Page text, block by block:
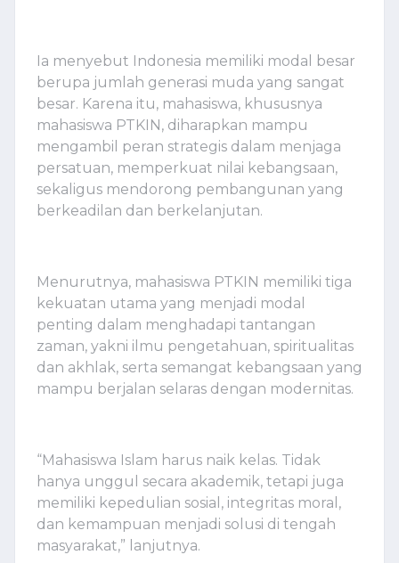
Ia menyebut Indonesia memiliki modal besar
berupa jumlah generasi muda yang sangat
besar. Karena itu, mahasiswa, khususnya
mahasiswa PTKIN, diharapkan mampu
mengambil peran strategis dalam menjaga
persatuan, memperkuat nilai kebangsaan,
sekaligus mendorong pembangunan yang
berkeadilan dan berkelanjutan.
Menurutnya, mahasiswa PTKIN memiliki tiga
kekuatan utama yang menjadi modal
penting dalam menghadapi tantangan
zaman, yakni ilmu pengetahuan, spiritualitas
dan akhlak, serta semangat kebangsaan yang
mampu berjalan selaras dengan modernitas.
“Mahasiswa Islam harus naik kelas. Tidak
hanya unggul secara akademik, tetapi juga
memiliki kepedulian sosial, integritas moral,
dan kemampuan menjadi solusi di tengah
masyarakat,” lanjutnya.